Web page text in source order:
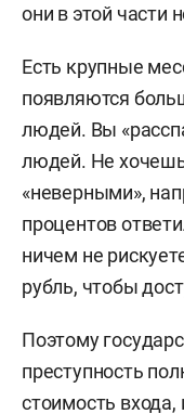
они в этой части
Есть крупные
появляются
людей. Вы
людей. Не
«неверными»,
процентов
ничем не
рубль, чтобы
Поэтому
преступность
стоимость входа,